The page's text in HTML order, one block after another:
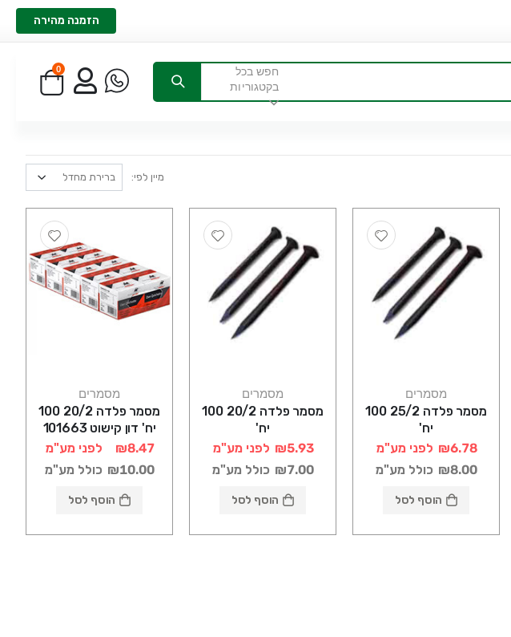
הזמנה מהירה
חפש בכל
בקטגוריות
0
מיין לפי:
מסמרים
מסמר פלדה 25/2 100
יח'
₪6.78 לפני מע"מ
₪8.00 כולל מע"מ
הוסף לסל
מסמרים
מסמר פלדה 20/2 100
יח'
₪5.93 לפני מע"מ
₪7.00 כולל מע"מ
הוסף לסל
מסמרים
מסמר פלדה 20/2 100
יח' דון קישוט 101663
₪8.47
לפני מע"מ
₪10.00 כולל מע"מ
הוסף לסל